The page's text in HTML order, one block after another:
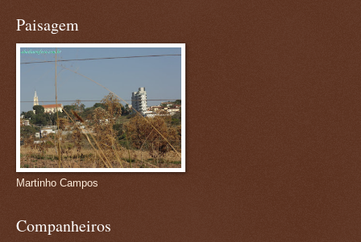
Paisagem
Martinho Campos
Companheiros